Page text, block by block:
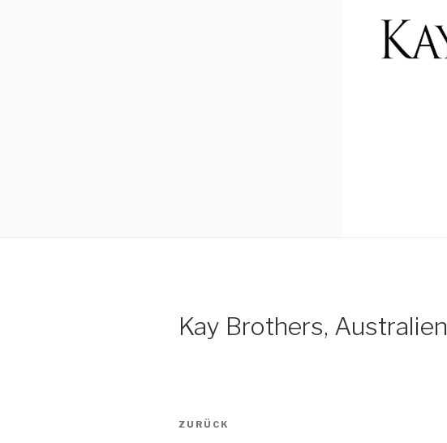
Kay Brothers, Australien
Beitragsnavigation
Vorheriger
ZURÜCK